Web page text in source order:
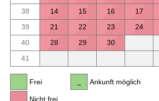
38
14 15 16 17
39
21 22 23 24
40
28 29
30
41
Frei
Nicht frei
Ankunft möglich